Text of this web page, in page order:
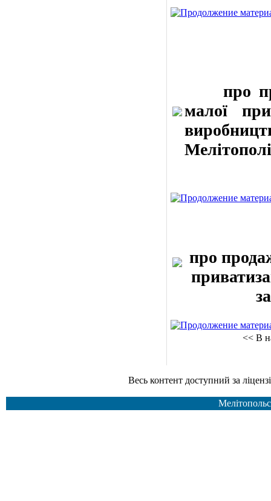
про
малої
про
<< В
Весь контент доступний за ліцензією Creative